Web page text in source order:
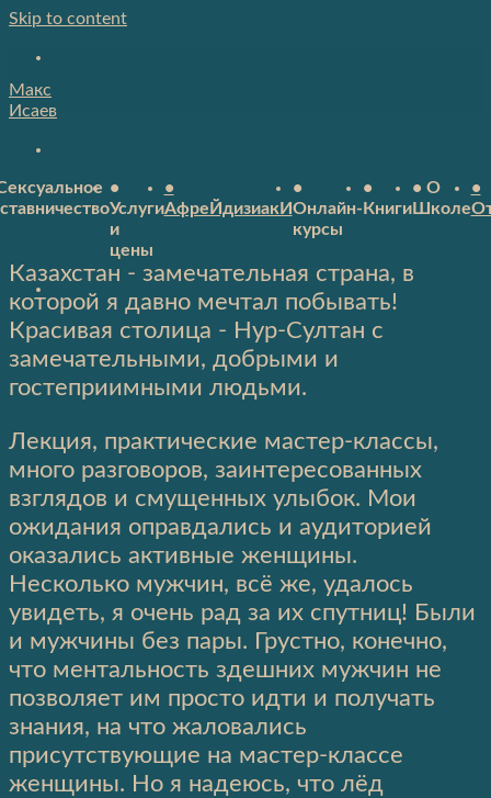
Skip to content
Макс
Исаев
•
Услуги
и
цены
•
АфреЙдизиакИ
•
Онлайн-
курсы
•
Книги
• О
Школе
•
Казахстан - замечательная страна, в
которой я давно мечтал побывать!
Красивая столица - Нур-Султан с
замечательными, добрыми и
гостеприимными людьми.
Лекция, практические мастер-классы,
много разговоров, заинтересованных
взглядов и смущенных улыбок. Мои
ожидания оправдались и аудиторией
оказались активные женщины.
Несколько мужчин, всё же, удалось
увидеть, я очень рад за их спутниц! Были
и мужчины без пары. Грустно, конечно,
что ментальность здешних мужчин не
позволяет им просто идти и получать
знания, на что жаловались
присутствующие на мастер-классе
женщины. Но я надеюсь, что лёд